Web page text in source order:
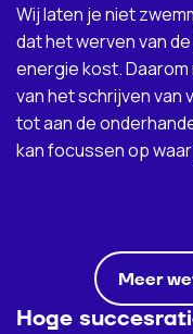
Wij laten je niet
dat het werven van
energie kost. Daarom
van het schrijven
tot aan de
kan focussen op
Meer
Hoge